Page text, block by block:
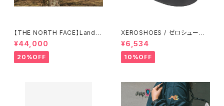
【THE NORTH FACE】Lander
2
¥44,000
20%OFF
XEROSHOES / ゼロシュー
ズ ジェネシス
¥6,534
10%OFF